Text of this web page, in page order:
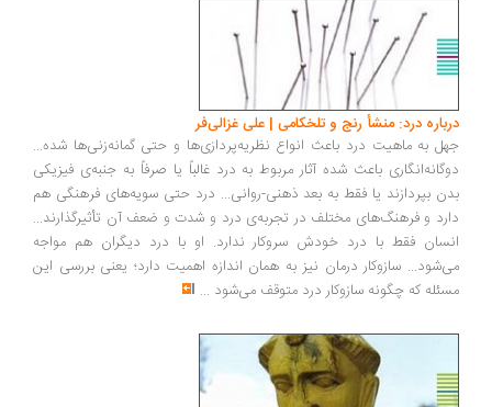
درباره درد: منشأ رنج و تلخکامی | علی غزالی‌فر
جهل به ماهیت درد باعث انواع نظریه‌پردازی‌ها و حتی گمانه‌زنی‌ها شده...
دوگانه‌انگاری باعث شده آثار مربوط به درد غالباً یا صرفاً به جنبه‌ی فیزیکی
بدن بپردازند یا فقط به بعد ذهنی-روانی... درد حتی سویه‌های فرهنگی هم
دارد و فرهنگ‌های مختلف در تجربه‌ی درد و شدت و ضعف آن تأثیرگذارند...
انسان فقط با درد خودش سروکار ندارد. او با درد دیگران هم مواجه
می‌شود... سازوکار درمان نیز به همان اندازه اهمیت دارد؛ یعنی بررسی این
مسئله که چگونه سازوکار درد متوقف می‌شود ...